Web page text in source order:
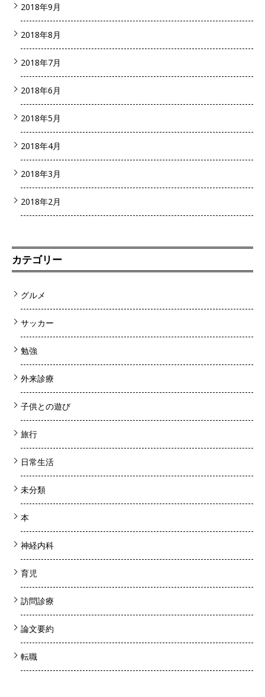
2018年9月
2018年8月
2018年7月
2018年6月
2018年5月
2018年4月
2018年3月
2018年2月
カテゴリー
グルメ
サッカー
勉強
外来診療
子供との遊び
旅行
日常生活
未分類
本
神経内科
育児
訪問診療
論文要約
転職